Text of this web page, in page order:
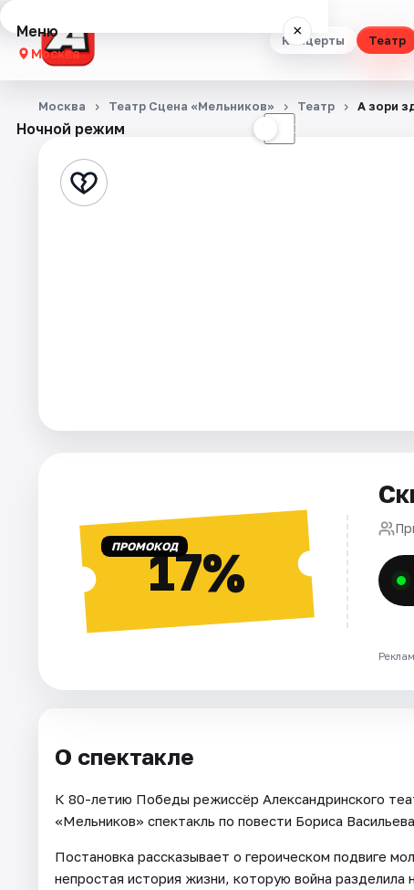
Концерты Театр
Меню ×
Москва
Концерты
Стендап
Артисты
Рейтинги
Ночной режим ☾
Москва Театр Сцена «Мельников» Театр А зори
ПРОМОКОД17%
О спектакле
К 80-летию Победы режиссёр Александринского
«Мельников» спектакль по повести Бориса
Постановка рассказывает о героическом подвиге
непростая история жизни, которую война